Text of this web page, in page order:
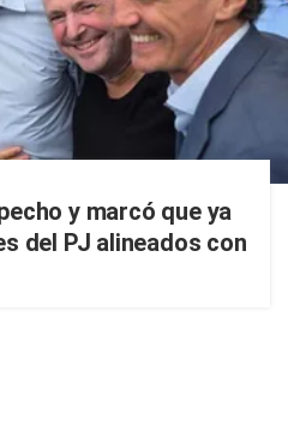
y marcó que ya
del PJ alineados con